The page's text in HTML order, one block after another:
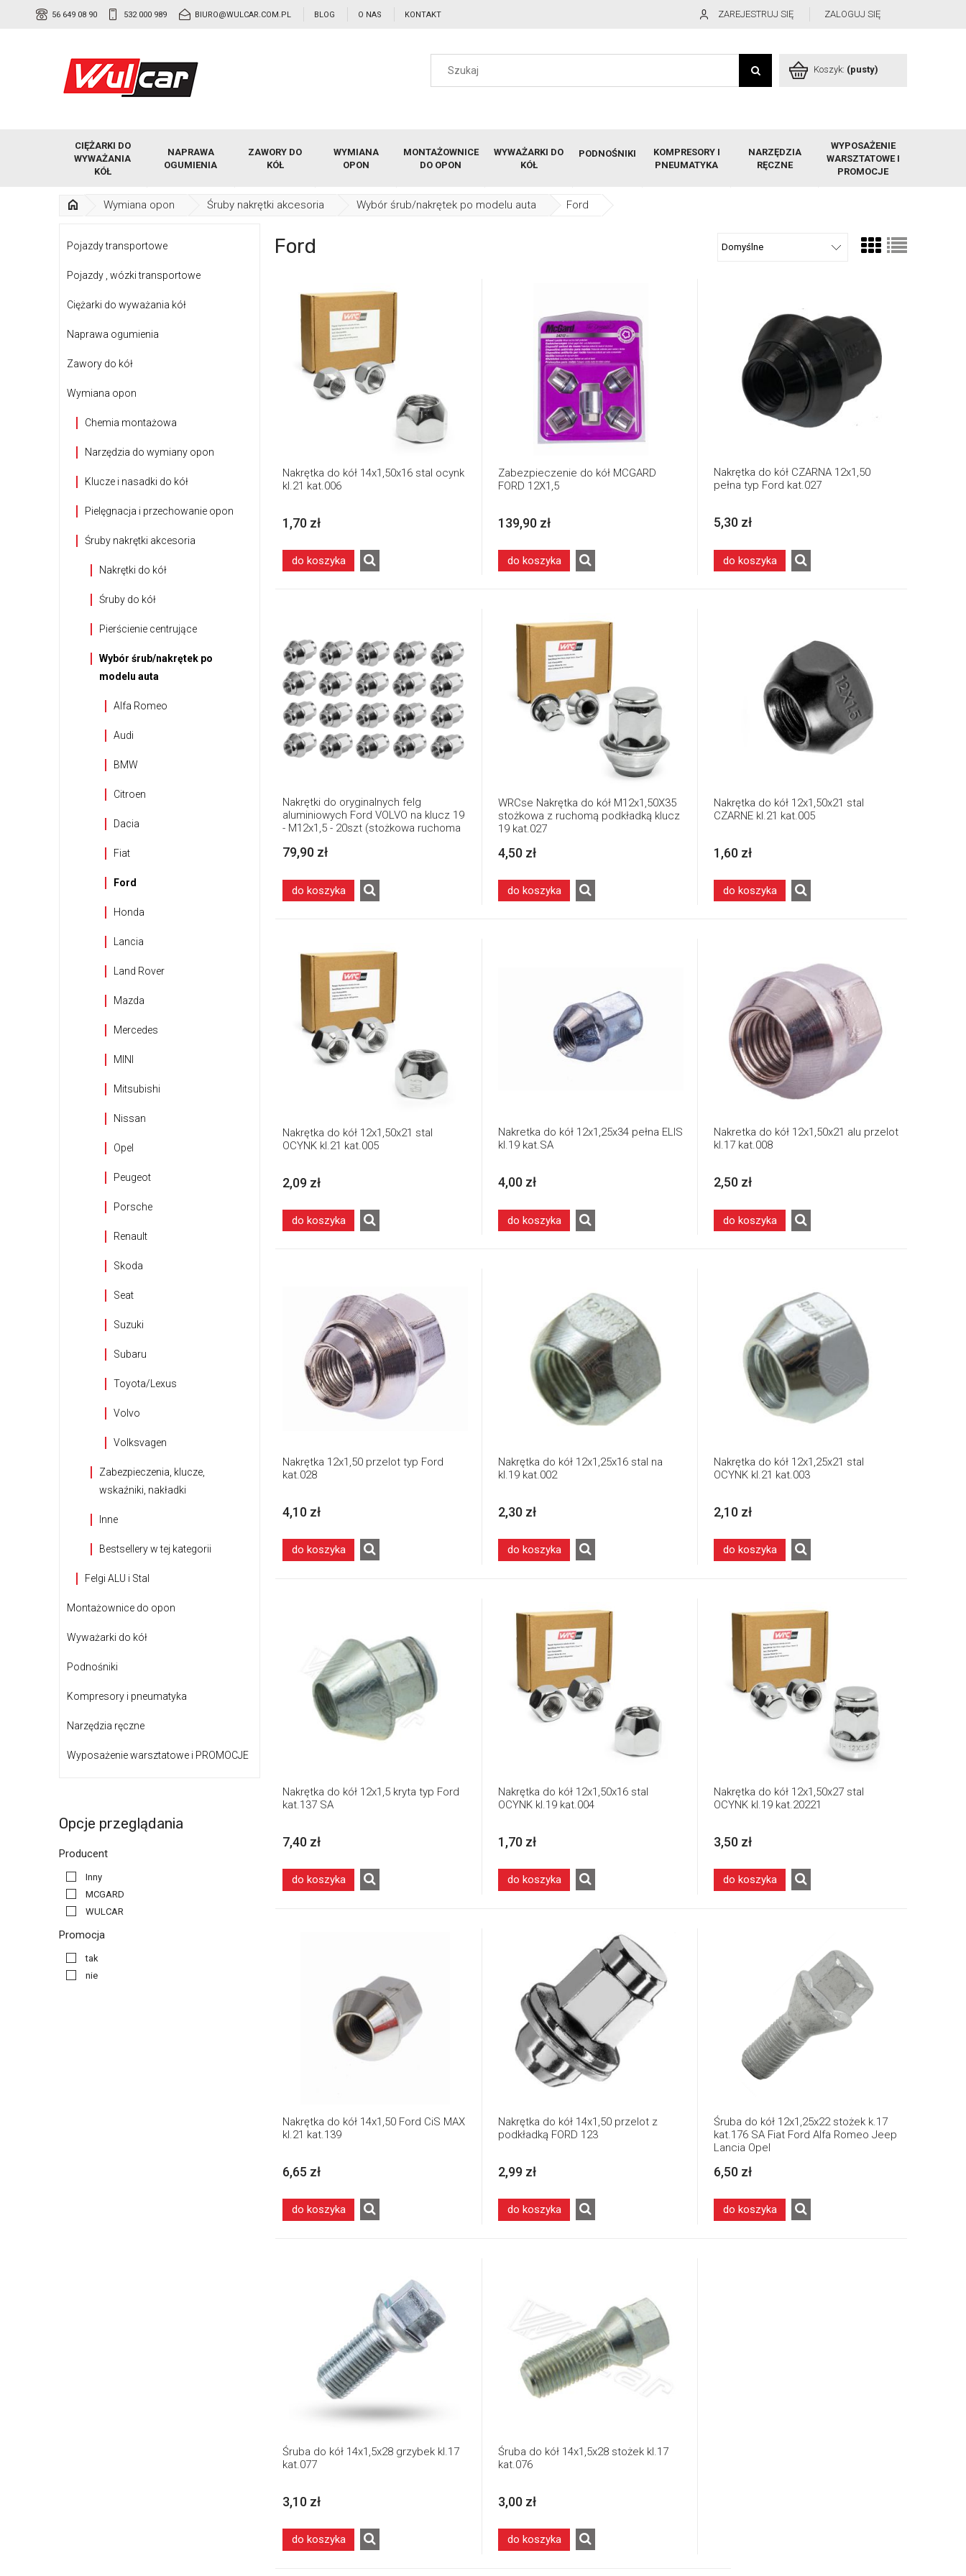
56 649 08 90 532 000 989 BIURO@WULCAR.COM.PL BLOG O NAS KONTAKT ZAREJESTRUJ SIĘ ZALOGUJ SIĘ
Koszyk: (pusty)
CIĘŻARKI DO
WYWAŻANIA
KÓŁ
NAPRAWA
OGUMIENIA
ZAWORY DO
KÓŁ
WYMIANA
OPON
MONTAŻOWNICE
DO OPON
WYWAŻARKI DO
KÓŁ
PODNOŚNIKI
KOMPRESORY I
PNEUMATYKA
NARZĘDZIA
RĘCZNE
WYPOSAŻENIE
WARSZTATOWE I
PROMOCJE
Wymiana opon Śruby nakrętki akcesoria Wybór śrub/nakrętek po modelu auta Ford
Pojazdy transportowe
Pojazdy , wózki transportowe
Ciężarki do wyważania kół
Naprawa ogumienia
Zawory do kół
Wymiana opon
Chemia montażowa
Narzędzia do wymiany opon
Klucze i nasadki do kół
Pielęgnacja i przechowanie opon
Śruby nakrętki akcesoria
Nakrętki do kół
Śruby do kół
Pierścienie centrujące
Wybór śrub/nakrętek po
modelu auta
Alfa Romeo
Audi
BMW
Citroen
Dacia
Fiat
Ford
Honda
Lancia
Land Rover
Mazda
Mercedes
MINI
Mitsubishi
Nissan
Opel
Peugeot
Porsche
Renault
Skoda
Seat
Suzuki
Subaru
Toyota/Lexus
Volvo
Volksvagen
Zabezpieczenia, klucze,
wskaźniki, nakładki
Inne
Bestsellery w tej kategorii
Felgi ALU i Stal
Montażownice do opon
Wyważarki do kół
Podnośniki
Kompresory i pneumatyka
Narzędzia ręczne
Wyposażenie warsztatowe i PROMOCJE
Opcje przeglądania
Producent
Inny
MCGARD
WULCAR
Promocja
tak
nie
Ford
Nakrętka do kół 14x1,50x16 stal ocynk
kl.21 kat.006
1,70 zł
do koszyka
Zabezpieczenie do kół MCGARD
FORD 12X1,5
139,90 zł
do koszyka
Nakrętka do kół CZARNA 12x1,50
pełna typ Ford kat.027
5,30 zł
do koszyka
Nakrętki do oryginalnych felg
aluminiowych Ford VOLVO na klucz 19
- M12x1,5 - 20szt (stożkowa ruchoma
79,90 zł
do koszyka
WRCse Nakrętka do kół M12x1,50X35
stożkowa z ruchomą podkładką klucz
19 kat.027
4,50 zł
do koszyka
Nakrętka do kół 12x1,50x21 stal
CZARNE kl.21 kat.005
1,60 zł
do koszyka
Nakrętka do kół 12x1,50x21 stal
OCYNK kl.21 kat.005
2,09 zł
do koszyka
Nakretka do kół 12x1,25x34 pełna ELIS
kl.19 kat.SA
4,00 zł
do koszyka
Nakretka do kół 12x1,50x21 alu przelot
kl.17 kat.008
2,50 zł
do koszyka
Nakrętka 12x1,50 przelot typ Ford
kat.028
4,10 zł
do koszyka
Nakrętka do kół 12x1,25x16 stal na
kl.19 kat.002
2,30 zł
do koszyka
Nakrętka do kół 12x1,25x21 stal
OCYNK kl.21 kat.003
2,10 zł
do koszyka
Nakrętka do kół 12x1,5 kryta typ Ford
kat.137 SA
7,40 zł
do koszyka
Nakrętka do kół 12x1,50x16 stal
OCYNK kl.19 kat.004
1,70 zł
do koszyka
Nakrętka do kół 12x1,50x27 stal
OCYNK kl.19 kat.20221
3,50 zł
do koszyka
Nakrętka do kół 14x1,50 Ford CiS MAX
kl.21 kat.139
6,65 zł
do koszyka
Nakrętka do kół 14x1,50 przelot z
podkładką FORD 123
2,99 zł
do koszyka
Śruba do kół 12x1,25x22 stożek k.17
kat.176 SA Fiat Ford Alfa Romeo Jeep
Lancia Opel
6,50 zł
do koszyka
Śruba do kół 14x1,5x28 grzybek kl.17
kat.077
3,10 zł
do koszyka
Śruba do kół 14x1,5x28 stożek kl.17
kat.076
3,00 zł
do koszyka